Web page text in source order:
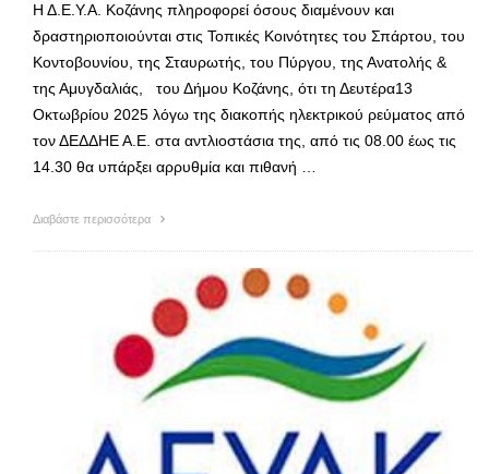
Η Δ.Ε.Υ.Α. Κοζάνης πληροφορεί όσους διαμένουν και
δραστηριοποιούνται στις Τοπικές Κοινότητες του Σπάρτου, του
Κοντοβουνίου, της Σταυρωτής, του Πύργου, της Ανατολής &
της Αμυγδαλιάς, του Δήμου Κοζάνης, ότι τη Δευτέρα13
Οκτωβρίου 2025 λόγω της διακοπής ηλεκτρικού ρεύματος από
τον ΔΕΔΔΗΕ Α.Ε. στα αντλιοστάσια της, από τις 08.00 έως τις
14.30 θα υπάρξει αρρυθμία και πιθανή …
Διαβάστε περισσότερα